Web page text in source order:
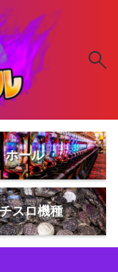
ホール
スロ機種